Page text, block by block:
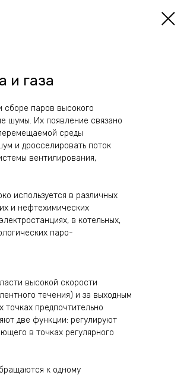
и газа
сборе паров высокого
шумы. Их появление связано
среды
и дросселировать поток
вентилирования,
используется в различных
и нефтехимических
в котельных,
паро-
высокой скорости
течения) и за выходным
предпочтительно
две функции: регулируют
в точках регулярного
к одному